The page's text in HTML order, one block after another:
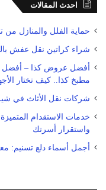
احدث المقالات
حماية الفلل والمنازل من
شراء كراتين نقل عفش بالعجوزة
أفضل عروض كذا –
مطبخ كذا.. كيف تختار
شركات نقل الأثاث في شيراتون
خدمات الاستقدام
واستقرار أسرتك
أجمل أسماء دلع تسنيم: